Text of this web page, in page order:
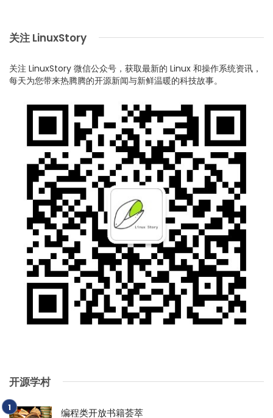
关注 LinuxStory
关注 LinuxStory 微信公众号，获取最新的 Linux 和操作系统资讯，
每天为您带来热腾腾的开源新闻与新鲜温暖的科技故事。
开源学村
编程类开放书籍荟萃